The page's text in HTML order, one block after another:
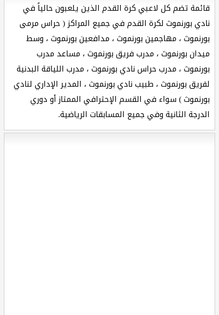
قائمة تضم كل لاعبي كرة القدم الذين يلعبون حالياً في
نادي بورنموث لكرة القدم في جميع المراكز ( حراس مرمى
بورنموث ، مهاجمين بورنموث ، مدافعين بورنموث ، وسط
ميدان بورنموث ، مدرب فريق بورنموث ، مساعد مدرب
بورنموث ، مدرب حراس نادي بورنموث ، مدرب اللياقة البدنية
لفريق بورنموث ، طبيب نادي بورنموث ، المدير الإداري لنادي
بورنموث ) سواء في القسم الإحترافي الممتاز أو دوري
الدرجة الثانية وفي جميع المسابقات الرياضية.